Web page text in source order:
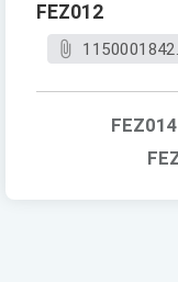
FEZ012
FEZ014